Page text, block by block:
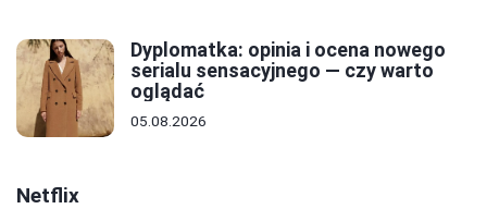
Dyplomatka: opinia i ocena nowego
serialu sensacyjnego — czy warto
oglądać
05.08.2026
Netflix